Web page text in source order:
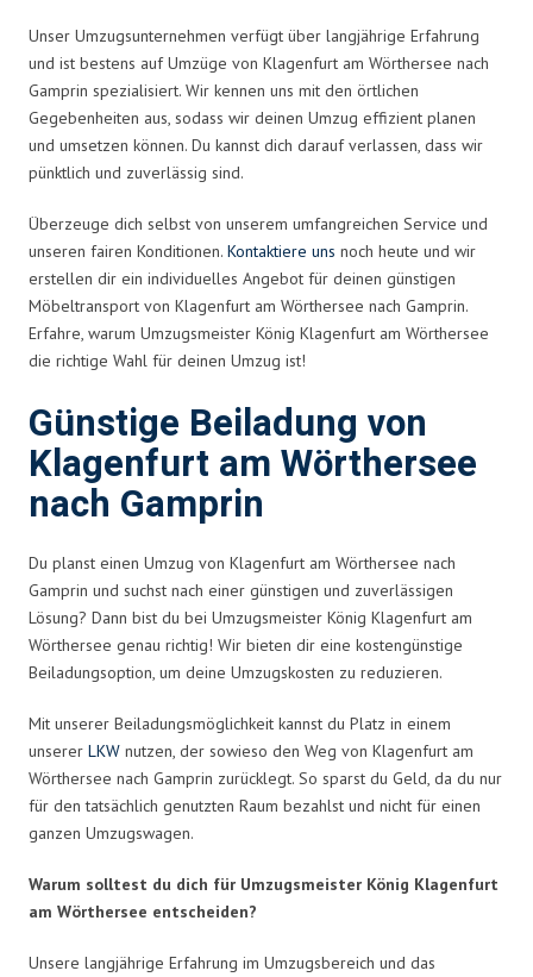
Unser Umzugsunternehmen verfügt über langjährige Erfahrung
und ist bestens auf Umzüge von Klagenfurt am Wörthersee nach
Gamprin spezialisiert. Wir kennen uns mit den örtlichen
Gegebenheiten aus, sodass wir deinen Umzug effizient planen
und umsetzen können. Du kannst dich darauf verlassen, dass wir
pünktlich und zuverlässig sind.
Überzeuge dich selbst von unserem umfangreichen Service und
unseren fairen Konditionen. Kontaktiere uns noch heute und wir
erstellen dir ein individuelles Angebot für deinen günstigen
Möbeltransport von Klagenfurt am Wörthersee nach Gamprin.
Erfahre, warum Umzugsmeister König Klagenfurt am Wörthersee
die richtige Wahl für deinen Umzug ist!
Günstige Beiladung von
Klagenfurt am Wörthersee
nach Gamprin
Du planst einen Umzug von Klagenfurt am Wörthersee nach
Gamprin und suchst nach einer günstigen und zuverlässigen
Lösung? Dann bist du bei Umzugsmeister König Klagenfurt am
Wörthersee genau richtig! Wir bieten dir eine kostengünstige
Beiladungsoption, um deine Umzugskosten zu reduzieren.
Mit unserer Beiladungsmöglichkeit kannst du Platz in einem
unserer LKW nutzen, der sowieso den Weg von Klagenfurt am
Wörthersee nach Gamprin zurücklegt. So sparst du Geld, da du nur
für den tatsächlich genutzten Raum bezahlst und nicht für einen
ganzen Umzugswagen.
Warum solltest du dich für Umzugsmeister König Klagenfurt
am Wörthersee entscheiden?
Unsere langjährige Erfahrung im Umzugsbereich und das